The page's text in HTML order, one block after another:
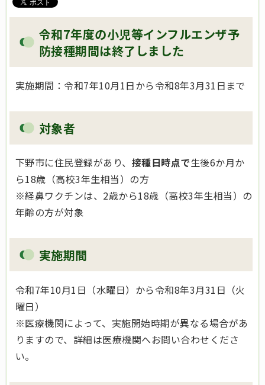
令和7年度の小児等インフルエンザ予
防接種期間は終了しました
実施期間：令和7年10月1日から令和8年3月31日まで
対象者
下野市に住民登録があり、 接種日時点で生後6か月か
ら18歳（高校3年生相当）の方
※経鼻ワクチンは、2歳から18歳（高校3年生相当）の
年齢の方が対象
実施期間
令和7年10月1日（水曜日）から令和8年3月31日（火
曜日）
※医療機関によって、実施開始時期が異なる場合があ
りますので、詳細は医療機関へお問い合わせくださ
い。